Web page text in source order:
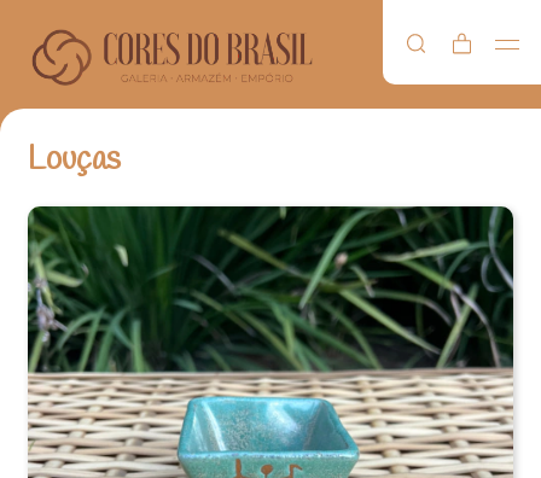
Louças